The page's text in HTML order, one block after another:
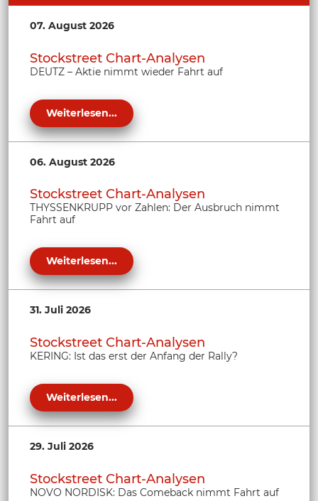
07. August 2026
Stockstreet Chart-Analysen
DEUTZ – Aktie nimmt wieder Fahrt auf
Weiterlesen...
06. August 2026
Stockstreet Chart-Analysen
THYSSENKRUPP vor Zahlen: Der Ausbruch nimmt
Fahrt auf
Weiterlesen...
31. Juli 2026
Stockstreet Chart-Analysen
KERING: Ist das erst der Anfang der Rally?
Weiterlesen...
29. Juli 2026
Stockstreet Chart-Analysen
NOVO NORDISK: Das Comeback nimmt Fahrt auf